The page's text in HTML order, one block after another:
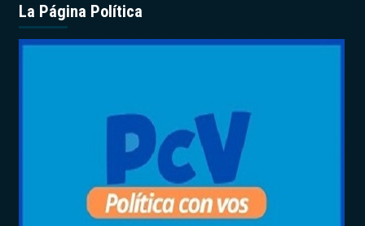
La Página Política